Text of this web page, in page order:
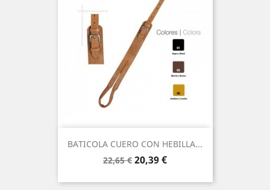
BATICOLA CUERO CON HEBILLA...
Precio
22,65 € Precio
20,39 €